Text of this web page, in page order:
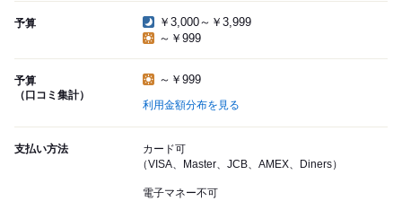
予算
￥3,000～￥3,999
～￥999
予算
（口コミ集計）
～￥999
利用金額分布を見る
支払い方法
カード可
（VISA、Master、JCB、AMEX、Diners）
電子マネー不可